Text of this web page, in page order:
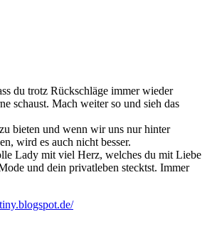
du trotz Rückschläge immer wieder
schaust. Mach weiter so und sieh das
bieten und wenn wir uns nur hinter
wird es auch nicht besser.
Lady mit viel Herz, welches du mit Liebe
und dein privatleben stecktst. Immer